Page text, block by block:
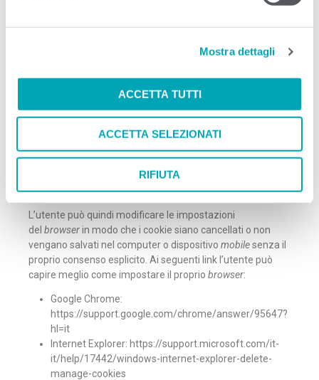
Mostra dettagli
ACCETTA TUTTI
ACCETTA SELEZIONATI
RIFIUTA
revocare il consenso precedentemente prestato
informandosi tramite la privacy policy della terza parte,
se esplicitamente fornito nella
direttamente la stessa terza parte.
Opzioni in merito all’uso dei cookie
È possibile controllare i cookie attraverso le impostazioni
delbrowserutilizzato. Poiché ciascunbrowserha delle
browserper capire come modificare
correttamente le impostazioni relative ai cookie.
L’utente può quindi modificare le impostazioni
del browserin modo che i cookie siano cancellati o non
vengano salvati nel computer o dispositivo mobilesenza il
proprio consenso esplicito. Ai seguenti link l’utente può
capire meglio come impostare il proprio browser:
Google Chrome:
https://support.google.com/chrome/answer/95647?
hl=it
Internet Explorer: https://support.microsoft.com/it-
it/help/17442/windows-internet-explorer-delete-
manage-cookies